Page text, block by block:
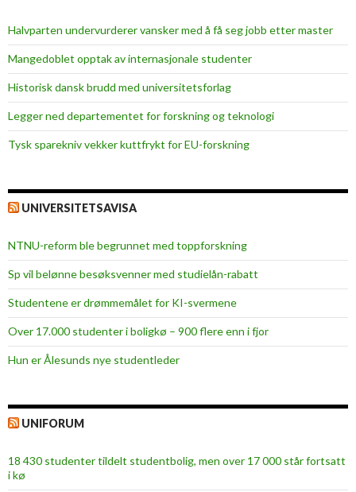
Halvparten undervurderer vansker med å få seg jobb etter master
Mangedoblet opptak av internasjonale studenter
Historisk dansk brudd med universitetsforlag
Legger ned departementet for forskning og teknologi
Tysk sparekniv vekker kuttfrykt for EU-forskning
UNIVERSITETSAVISA
NTNU-reform ble begrunnet med toppforskning
Sp vil belønne besøksvenner med studielån-rabatt
Studentene er drømmemålet for KI-svermene
Over 17.000 studenter i boligkø – 900 flere enn i fjor
Hun er Ålesunds nye studentleder
UNIFORUM
18 430 studenter tildelt studentbolig, men over 17 000 står fortsatt
i kø